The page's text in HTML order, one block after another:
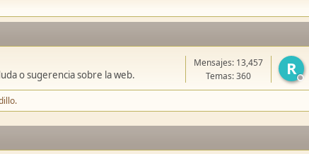
R
o sugerencia sobre la web.
Mensajes: 13,457
Temas: 360